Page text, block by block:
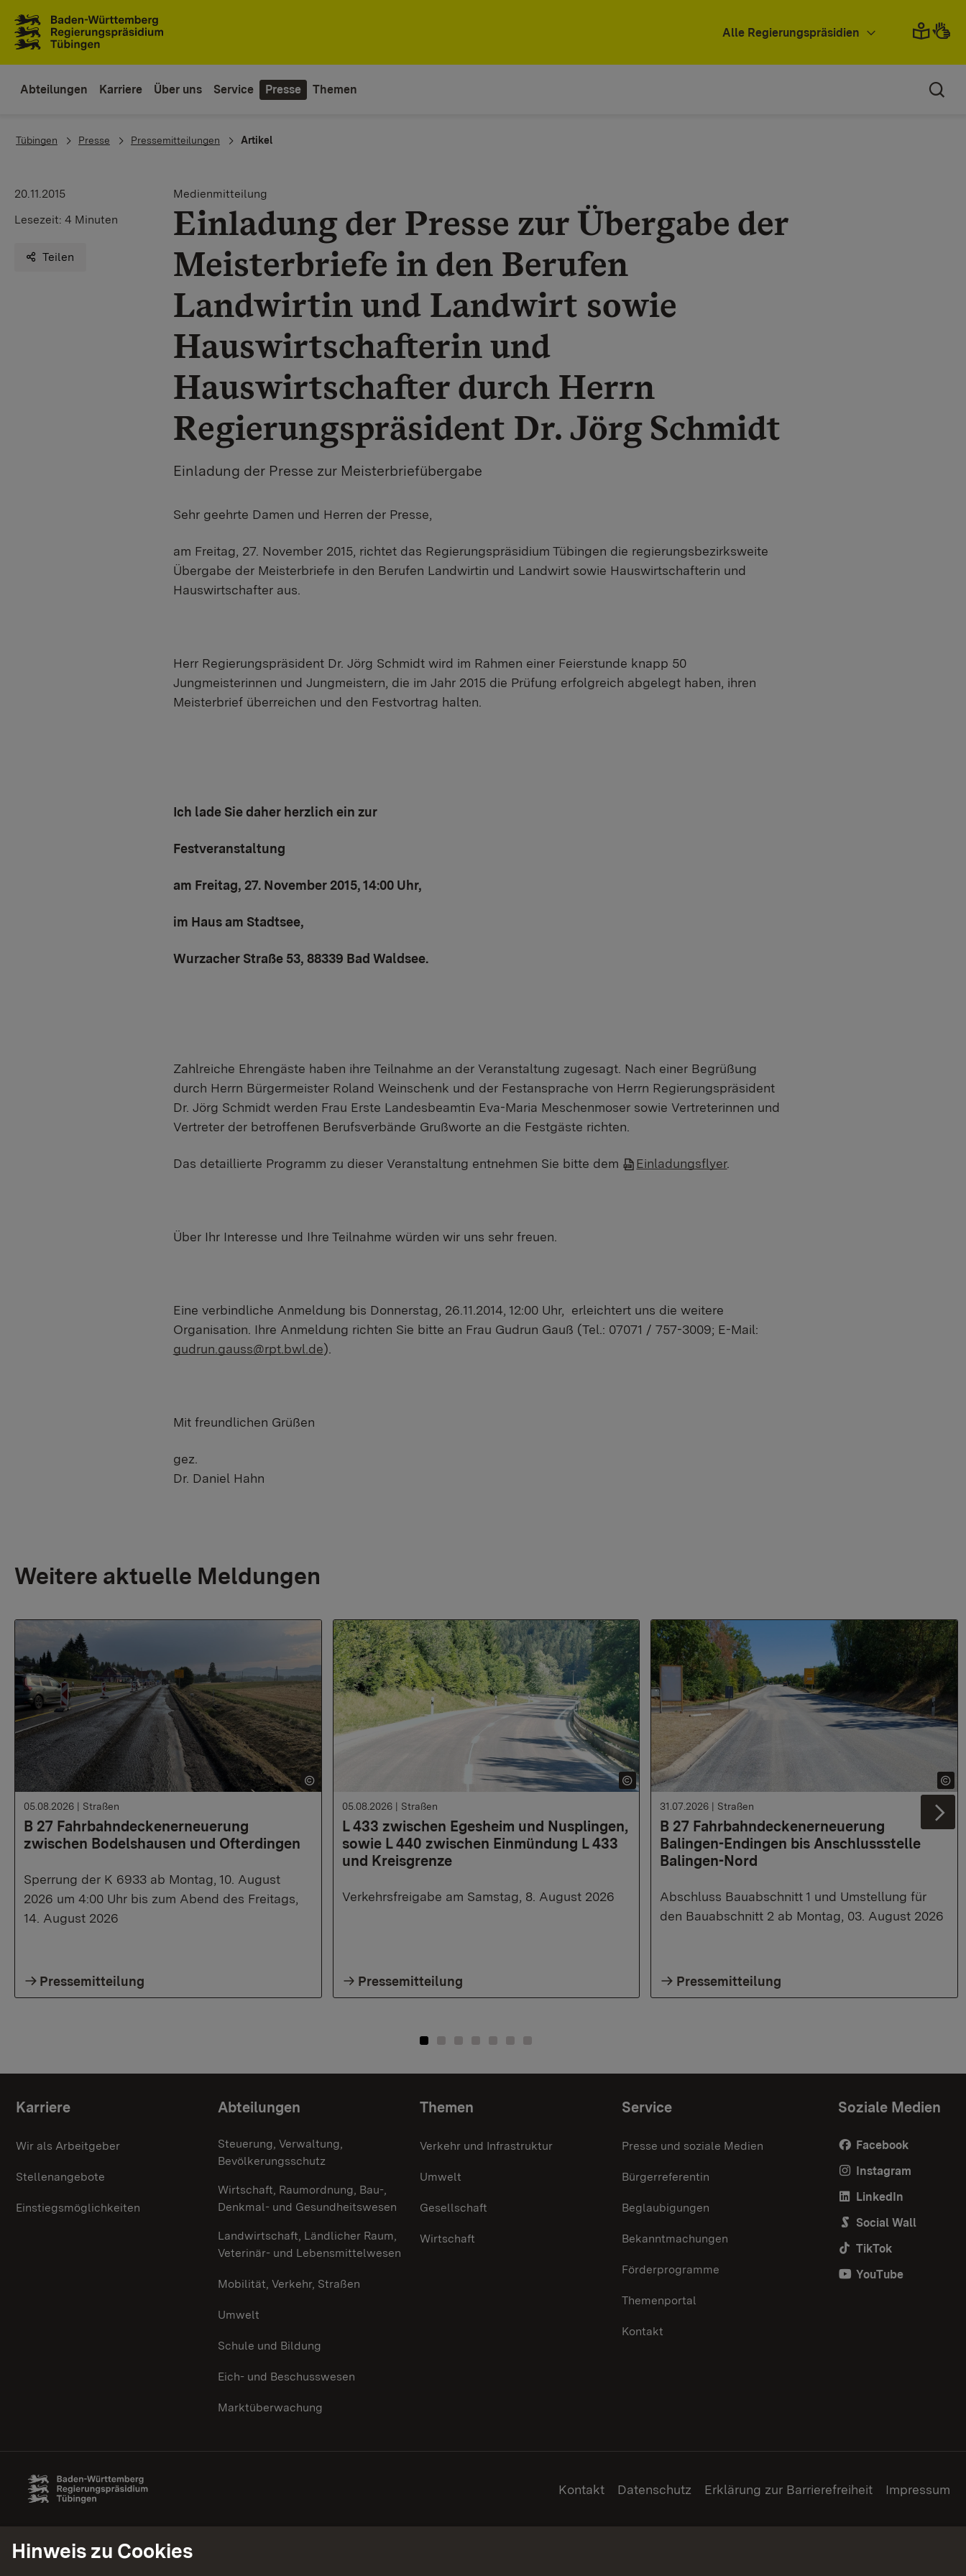
Alle Regierungspräsidien
Abteilungen Karriere Über uns Service Presse Themen
You are here:
Tübingen Presse Pressemitteilungen Artikel
20.11.2015
Lesezeit: 4 Minuten
Teilen
Medienmitteilung
Einladung der Presse zur Übergabe der
Meisterbriefe in den Berufen
Landwirtin und Landwirt sowie
Hauswirtschafterin und
Hauswirtschafter durch Herrn
Regierungspräsident Dr. Jörg Schmidt
Einladung der Presse zur Meisterbriefübergabe
​Sehr geehrte Damen und Herren der Presse,
am Freitag, 27. November 2015, richtet das Regierungspräsidium Tübingen die regierungsbezirksweite
Übergabe der Meisterbriefe in den Berufen Landwirtin und Landwirt sowie Hauswirtschafterin und
Hauswirtschafter aus.
Herr Regierungspräsident Dr. Jörg Schmidt wird im Rahmen einer Feierstunde knapp 50
Jungmeisterinnen und Jungmeistern, die im Jahr 2015 die Prüfung erfolgreich abgelegt haben, ihren
Meisterbrief überreichen und den Festvortrag halten.
Ich lade Sie daher herzlich ein zur
Festveranstaltung
am Freitag, 27. November 2015, 14:00 Uhr,
im Haus am Stadtsee,
Wurzacher Straße 53, 88339 Bad Waldsee.
Zahlreiche Ehrengäste haben ihre Teilnahme an der Veranstaltung zugesagt. Nach einer Begrüßung
durch Herrn Bürgermeister Roland Weinschenk und der Festansprache von Herrn Regierungspräsident
Dr. Jörg Schmidt werden Frau Erste Landesbeamtin Eva-Maria Meschenmoser sowie Vertreterinnen und
Vertreter der betroffenen Berufsverbände Grußworte an die Festgäste richten.
Das detaillierte Programm zu dieser Veranstaltung entnehmen Sie bitte dem Einladungsflyer.
Über Ihr Interesse und Ihre Teilnahme würden wir uns sehr freuen.
Eine verbindliche Anmeldung bis Donnerstag, 26.11.2014, 12:00 Uhr, erleichtert uns die weitere
Organisation. Ihre Anmeldung richten Sie bitte an Frau Gudrun Gauß (Tel.: 07071 / 757-3009; E-Mail:
gudrun.gauss@rpt.bwl.de).
Mit freundlichen Grüßen
gez.
Dr. Daniel Hahn
Weitere aktuelle Meldungen
B 27 Fahrbahndeckenerneuerung
zwischen Bodelshausen und Ofterdingen
05.08.2026 | Straßen
Sperrung der K 6933 ab Montag, 10. August
2026 um 4:00 Uhr bis zum Abend des Freitags,
14. August 2026
Pressemitteilung
L 433 zwischen Egesheim und Nusplingen,
sowie L 440 zwischen Einmündung L 433
und Kreisgrenze
05.08.2026 | Straßen
Verkehrsfreigabe am Samstag, 8. August 2026
Pressemitteilung
B 27 Fahrbahndeckenerneuerung
Balingen-Endingen bis Anschlussstelle
Balingen-Nord
31.07.2026 | Straßen
Abschluss Bauabschnitt 1 und Umstellung für
den Bauabschnitt 2 ab Montag, 03. August 2026
Pressemitteilung
Themenübersicht
Karriere
Wir als Arbeitgeber
Stellenangebote
Einstiegsmöglichkeiten
Abteilungen
Steuerung, Verwaltung,
Bevölkerungsschutz
Wirtschaft, Raumordnung, Bau-,
Denkmal- und Gesundheitswesen
Landwirtschaft, Ländlicher Raum,
Veterinär- und Lebensmittelwesen
Mobilität, Verkehr, Straßen
Umwelt
Schule und Bildung
Eich- und Beschusswesen
Marktüberwachung
Themen
Verkehr und Infrastruktur
Umwelt
Gesellschaft
Wirtschaft
Service
Presse und soziale Medien
Bürgerreferentin
Beglaubigungen
Bekanntmachungen
Förderprogramme
Themenportal
Kontakt
Soziale Medien
Facebook
Instagram
LinkedIn
Social Wall
TikTok
YouTube
Kontakt Datenschutz Erklärung zur Barrierefreiheit Impressum
Hinweis zu Cookies